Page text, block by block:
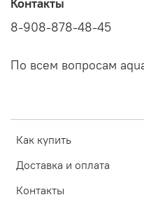
Как купить
Доставка и оплата
Контакты
Контакты
8-908-878-48-45
По всем вопросам